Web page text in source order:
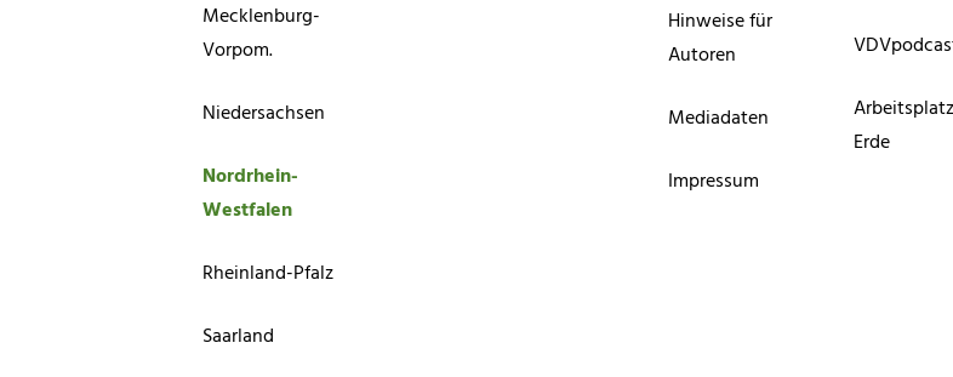
Mecklenburg-
Vorpom.
Niedersachsen
Nordrhein-
Westfalen
Rheinland-Pfalz
Saarland
Hinweise für
Autoren
Mediadaten
Impressum
Erde